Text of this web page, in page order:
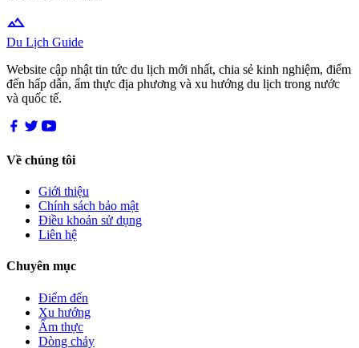
terrain
Du Lịch Guide
Website cập nhật tin tức du lịch mới nhất, chia sẻ kinh nghiệm, điểm
đến hấp dẫn, ẩm thực địa phương và xu hướng du lịch trong nước
và quốc tế.
Về chúng tôi
Giới thiệu
Chính sách bảo mật
Điều khoản sử dụng
Liên hệ
Chuyên mục
Điểm đến
Xu hướng
Ẩm thực
Dòng chảy